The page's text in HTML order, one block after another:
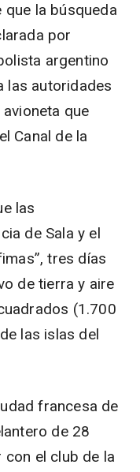
que la búsqueda
por
argentino
las autoridades
que
Canal de la
las
de Sala y el
tres días
de tierra y aire
(1.700
las islas del
francesa de
de 28
el club de la